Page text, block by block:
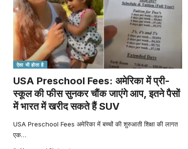
ऐसा भी होता है
USA Preschool Fees: अमेरिका में प्री-
स्कूल की फीस सुनकर चौंक जाएंगे आप, इतने पैसों
में भारत में खरीद सकते हैं SUV
USA Preschool Fees अमेरिका में बच्चों की शुरुआती शिक्षा की लागत
एक…